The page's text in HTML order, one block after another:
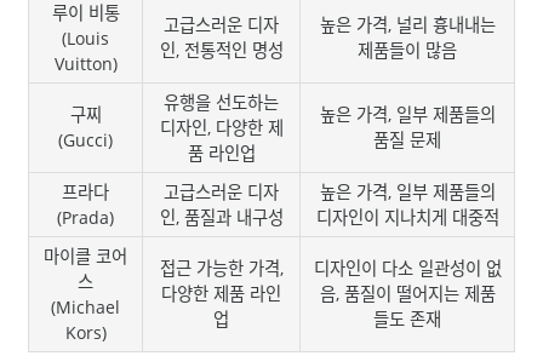
루이 비통
(Louis
Vuitton)
고급스러운 디자
인, 전통적인 명성
높은 가격, 널리 흉내내는
제품들이 많음
구찌
(Gucci)
유행을 선도하는
디자인, 다양한 제
품 라인업
높은 가격, 일부 제품들의
품질 문제
프라다
(Prada)
고급스러운 디자
인, 품질과 내구성
높은 가격, 일부 제품들의
디자인이 지나치게 대중적
마이클 코어
스
(Michael
Kors)
접근 가능한 가격,
다양한 제품 라인
업
디자인이 다소 일관성이 없
음, 품질이 떨어지는 제품
들도 존재